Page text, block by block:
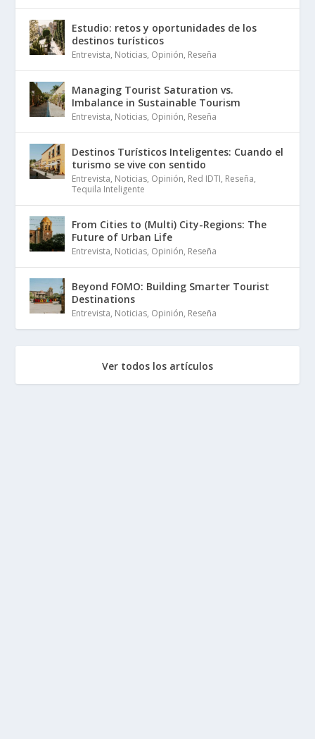
Estudio: retos y oportunidades de los
destinos turísticos
Entrevista, Noticias, Opinión, Reseña
Managing Tourist Saturation vs.
Imbalance in Sustainable Tourism
Entrevista, Noticias, Opinión, Reseña
Destinos Turísticos Inteligentes: Cuando el
turismo se vive con sentido
Entrevista, Noticias, Opinión, Red IDTI, Reseña,
Tequila Inteligente
From Cities to (Multi) City-Regions: The
Future of Urban Life
Entrevista, Noticias, Opinión, Reseña
Beyond FOMO: Building Smarter Tourist
Destinations
Entrevista, Noticias, Opinión, Reseña
Ver todos los artículos